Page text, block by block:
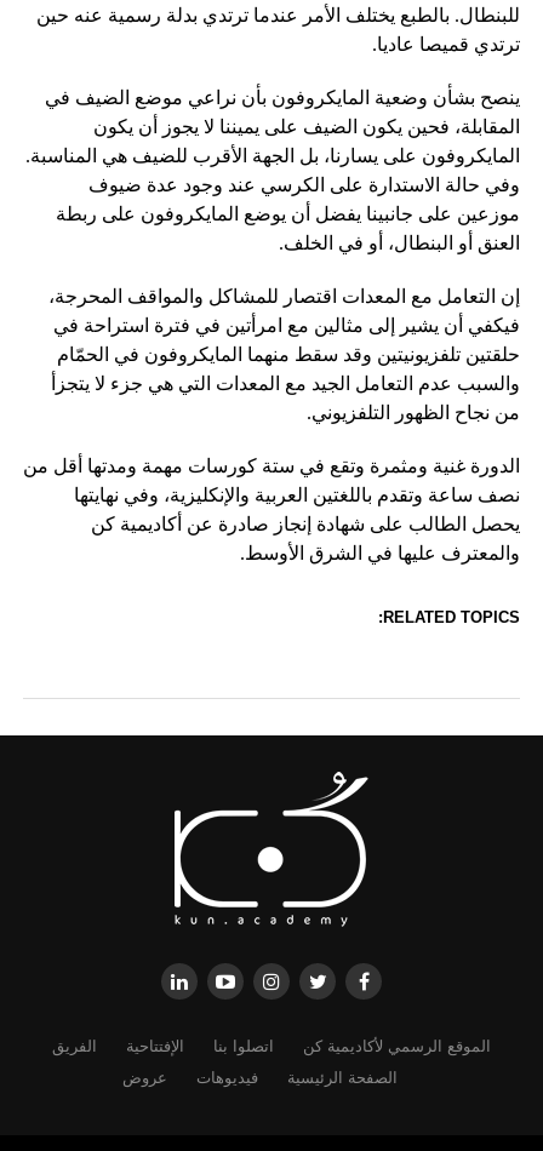
للبنطال. بالطبع يختلف الأمر عندما ترتدي بدلة رسمية عنه حين
ترتدي قميصا عاديا.
ينصح بشأن وضعية المايكروفون بأن نراعي موضع الضيف في
المقابلة، فحين يكون الضيف على يميننا لا يجوز أن يكون
المايكروفون على يسارنا، بل الجهة الأقرب للضيف هي المناسبة.
وفي حالة الاستدارة على الكرسي عند وجود عدة ضيوف
موزعين على جانبينا يفضل أن يوضع المايكروفون على ربطة
العنق أو البنطال، أو في الخلف.
إن التعامل مع المعدات اقتصار للمشاكل والمواقف المحرجة،
فيكفي أن يشير إلى مثالين مع امرأتين في فترة استراحة في
حلقتين تلفزيونيتين وقد سقط منهما المايكروفون في الحمّام
والسبب عدم التعامل الجيد مع المعدات التي هي جزء لا يتجزأ
من نجاح الظهور التلفزيوني.
الدورة غنية ومثمرة وتقع في ستة كورسات مهمة ومدتها أقل من
نصف ساعة وتقدم باللغتين العربية والإنكليزية، وفي نهايتها
يحصل الطالب على شهادة إنجاز صادرة عن أكاديمية كن
والمعترف عليها في الشرق الأوسط.
RELATED TOPICS:
الموقع الرسمي لأكاديمية كن اتصلوا بنا الإفتتاحية
الفريق
الصفحة الرئيسية
فيديوهات عروض